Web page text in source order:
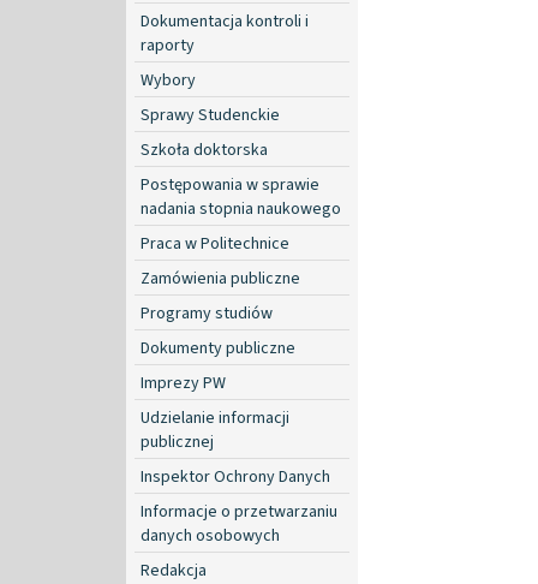
Dokumentacja kontroli i
raporty
Wybory
Sprawy Studenckie
Szkoła doktorska
Postępowania w sprawie
nadania stopnia naukowego
Praca w Politechnice
Zamówienia publiczne
Programy studiów
Dokumenty publiczne
Imprezy PW
Udzielanie informacji
publicznej
Inspektor Ochrony Danych
Informacje o przetwarzaniu
danych osobowych
Redakcja